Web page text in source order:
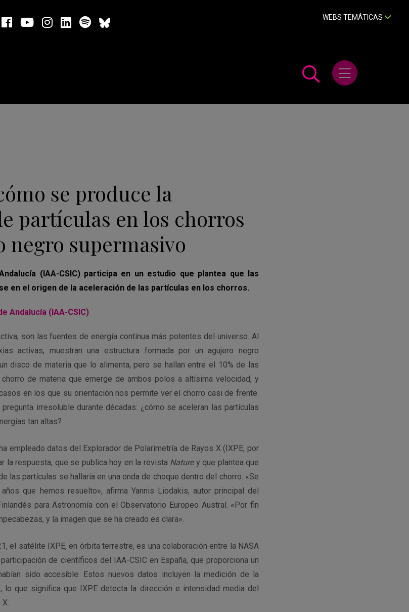
WEBS TEMÁTICAS
Abrir menú
se produce la
partículas en los chorros
negro supermasivo
(IAA-CSIC) participa en un estudio que plantea que las
en el origen de la aceleración de las partículas en los chorros.
Andalucía (IAA-CSIC)
son las fuentes de energía continua más potentes del universo. Al
activas, muestran una estructura formada por un agujero negro
disco de materia que lo alimenta, pero se hallan entre el 10% de las
de materia que emerge de ambos polos a altísima velocidad, y
en los que su orientación nos permite ver el chorro casi de frente.
irresoluble durante décadas: ¿cómo se aceleran las partículas
tan altas?
empleado datos del Explorador de Polarimetría de Rayos X (IXPE, por
la respuesta, que se publica hoy en la revista Nature y que plantea que
las partículas se hallaría en una onda de choque dentro del chorro. «Se
que hemos resuelto», afirma Yannis Liodakis, autor principal del
para Astronomía con el Observatorio Europeo Austral. «Por fin
y la imagen que se ha creado es clara».
el satélite IXPE, en órbita terrestre, es una colaboración entre la NASA
de científicos del IAA-CSIC en España, que proporciona un
sido accesible. Estos nuevos datos incluyen la medición de la
que significa que IXPE detecta la dirección e intensidad media del